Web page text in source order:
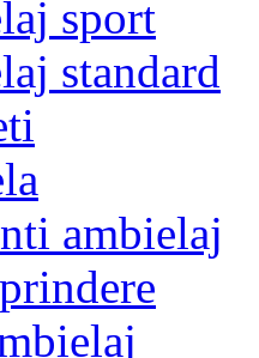
sport
standard
ambielaj